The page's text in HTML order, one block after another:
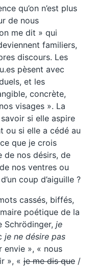
qu’on n’est plus
de nous
me dit » qui
familiers,
discours. Les
pèsent avec
et les
concrète,
visages ». La
si elle aspire
ou si elle a cédé au
que je crois
de nos désirs, de
nos ventres ou
coup d’aiguille ?
cassés, biffés,
poétique de la
Schrödinger, je
je ne désire pas
envie », « nous
», « je me dis que /